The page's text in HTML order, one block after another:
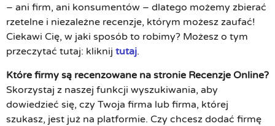
– ani firm, ani konsumentów – dlatego możemy zbierać
rzetelne i niezależne recenzje, którym możesz zaufać!
Ciekawi Cię, w jaki sposób to robimy? Możesz o tym
przeczytać tutaj: kliknij tutaj.
Które firmy są recenzowane na stronie Recenzje Online?
Skorzystaj z naszej funkcji wyszukiwania, aby
dowiedzieć się, czy Twoja firma lub firma, której
szukasz, jest już na platformie. Czy chcesz dodać firmę